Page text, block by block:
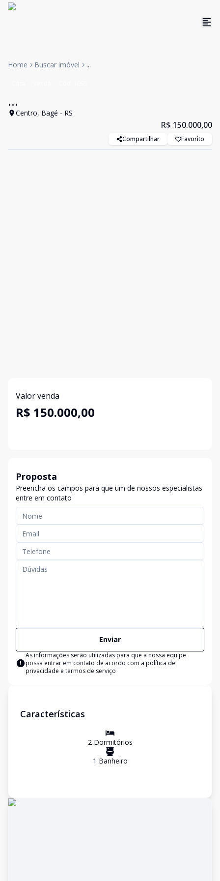
Home Buscar imóvel ...
...
Centro, Bagé - RS
R$ 150.000,00
Compartilhar Favorito
Valor venda
R$ 150.000,00
Proposta
Preencha os campos para que um de nossos especialistas
entre em contato
Enviar
As informações serão utilizadas para que a nossa equipe
possa entrar em contato de acordo com a política de
privacidade e termos de serviço
Características
2Dormitórios
1 Banheiro